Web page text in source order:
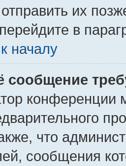
их
в
началу
сообщение
конференции
что
сообщения